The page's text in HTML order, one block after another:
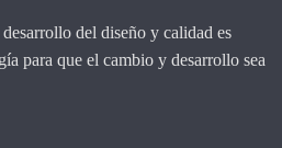
del diseño y calidad es
para que el cambio y desarrollo sea